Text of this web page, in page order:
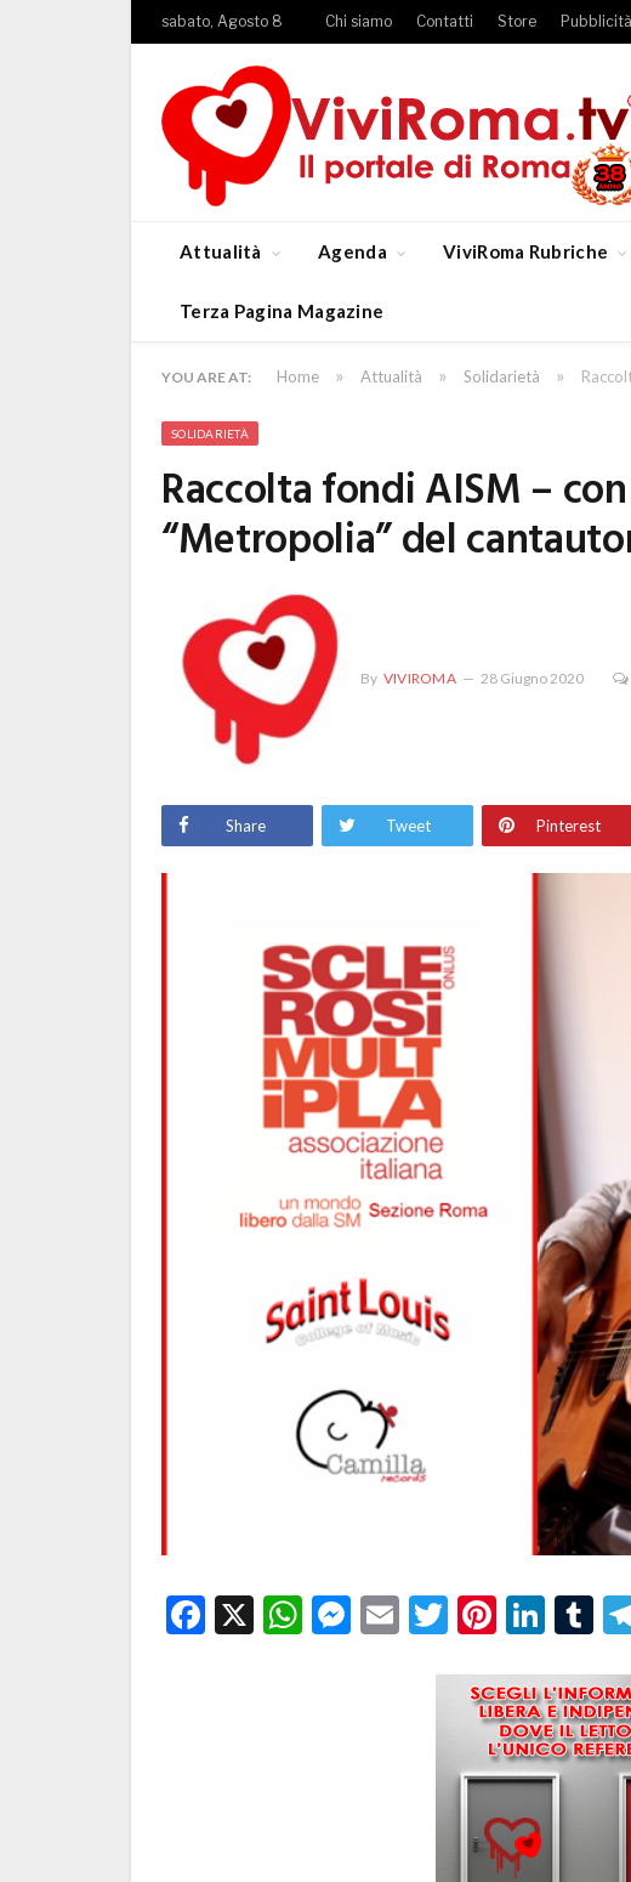
sabato, Agosto 8 Chi siamo Contatti Store Pubblicità
Attualità Agenda ViviRoma Rubriche
Terza Pagina Magazine
YOU ARE AT: Home » Attualità » Solidarietà »
SOLIDARIETÀ
Raccolta fondi AISM –
“Metropolia” del
By VIVIROMA 28 Giugno 2020
Share Tweet Pinterest
Facebook
X WhatsApp
Messenger
EmailTwitter